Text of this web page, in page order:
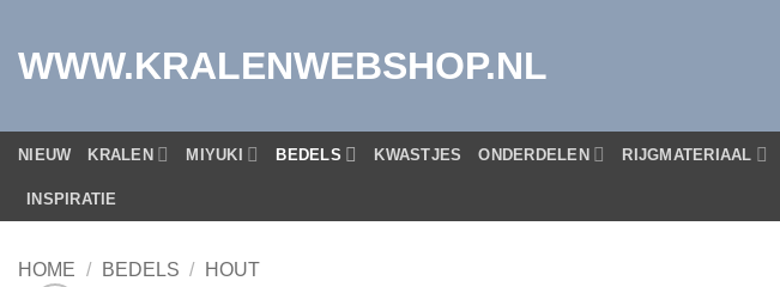
inhoud
WWW.KRALENWEBSHOP.NL
NIEUW KRALEN MIYUKI BEDELS KWASTJES ONDERDELEN RIJGMATERIAAL
INSPIRATIE
HOME / BEDELS / HOUT